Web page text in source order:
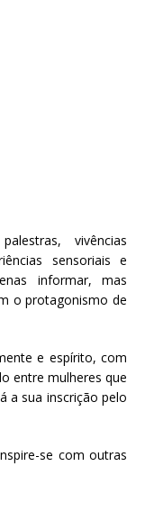
vivências
sensoriais e
informar, mas
o protagonismo de
e espírito, com
entre mulheres que
a sua inscrição pelo
se com outras